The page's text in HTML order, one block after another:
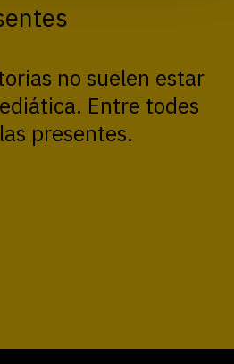
no suelen estar
Entre todes
presentes.